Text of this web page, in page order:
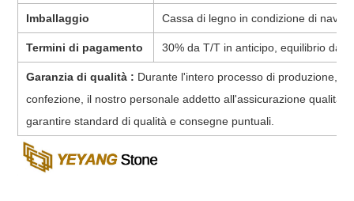
Imballaggio Cassa di legno in condizione di
Termini di pagamento 30% da T/T in anticipo, equilibrio da
Garanzia di qualità : Durante l'intero processo di produzione,
confezione, il nostro personale addetto all'assicurazione qualità
garantire standard di qualità e consegne puntuali.